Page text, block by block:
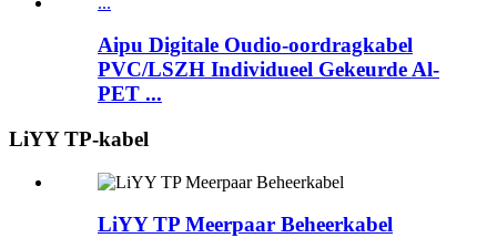
Aipu Digitale Oudio-oordragkabel
PVC/LSZH Individueel Gekeurde Al-
PET ...
LiYY TP-kabel
LiYY TP Meerpaar Beheerkabel